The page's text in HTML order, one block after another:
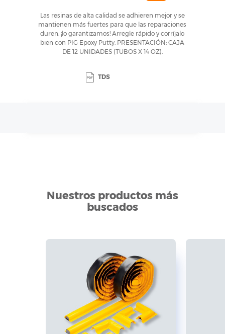
Las resinas de alta calidad se adhieren mejor y se
mantienen más fuertes para que las reparaciones
duren, ¡lo garantizamos! Arregle rápido y corríjalo
bien con PIG Epoxy Putty. PRESENTACIÓN: CAJA
DE 12 UNIDADES (TUBOS X 14 OZ).
TDS
Nuestros productos más
buscados